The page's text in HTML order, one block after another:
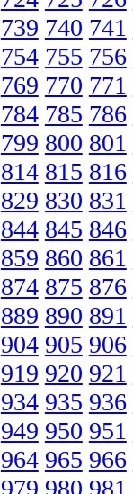
739 740 741
754 755 756
769 770 771
784 785 786
799 800 801
814 815 816
829 830 831
844 845 846
859 860 861
874 875 876
889 890 891
904 905 906
919 920 921
934 935 936
949 950 951
964 965 966
979 980 981